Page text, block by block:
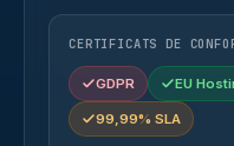
CERTIFICATS DE
GDPR EU
99,99% SLA